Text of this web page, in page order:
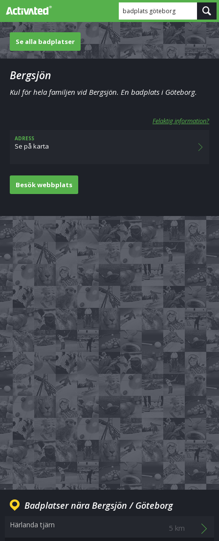
badplats göteborg
Se alla badplatser
Bergsjön
Kul för hela familjen vid Bergsjön. En badplats i Göteborg.
Felaktig information?
ADRESS
Se på karta
Besök webbplats
Badplatser nära Bergsjön / Göteborg
Härlanda tjärn 5 km